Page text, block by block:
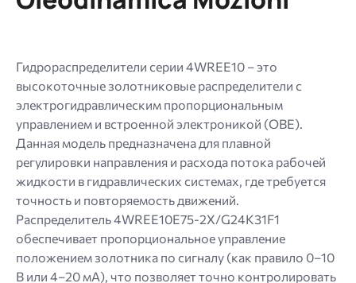
Гидрораспределители серии 4WREE10 – это
высокоточные золотниковые распределители с
электрогидравлическим пропорциональным
управлением и встроенной электроникой (OBE).
Данная модель предназначена для плавной
регулировки направления и расхода потока рабочей
жидкости в гидравлических системах, где требуется
точность и повторяемость движений.
Распределитель 4WREE10E75-2X/G24K31F1
обеспечивает пропорциональное управление
положением золотника по сигналу (как правило 0–10
В или 4–20 мА), что позволяет точно контролировать